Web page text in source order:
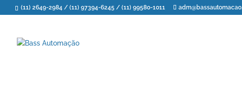
(11) 2649-2984 / (11) 97394-6245 / (11) 99580-1011